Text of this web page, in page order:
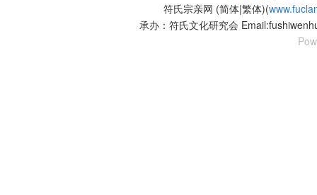
符氏宗亲网 (简体|繁体)(
承办：符氏文化研究会